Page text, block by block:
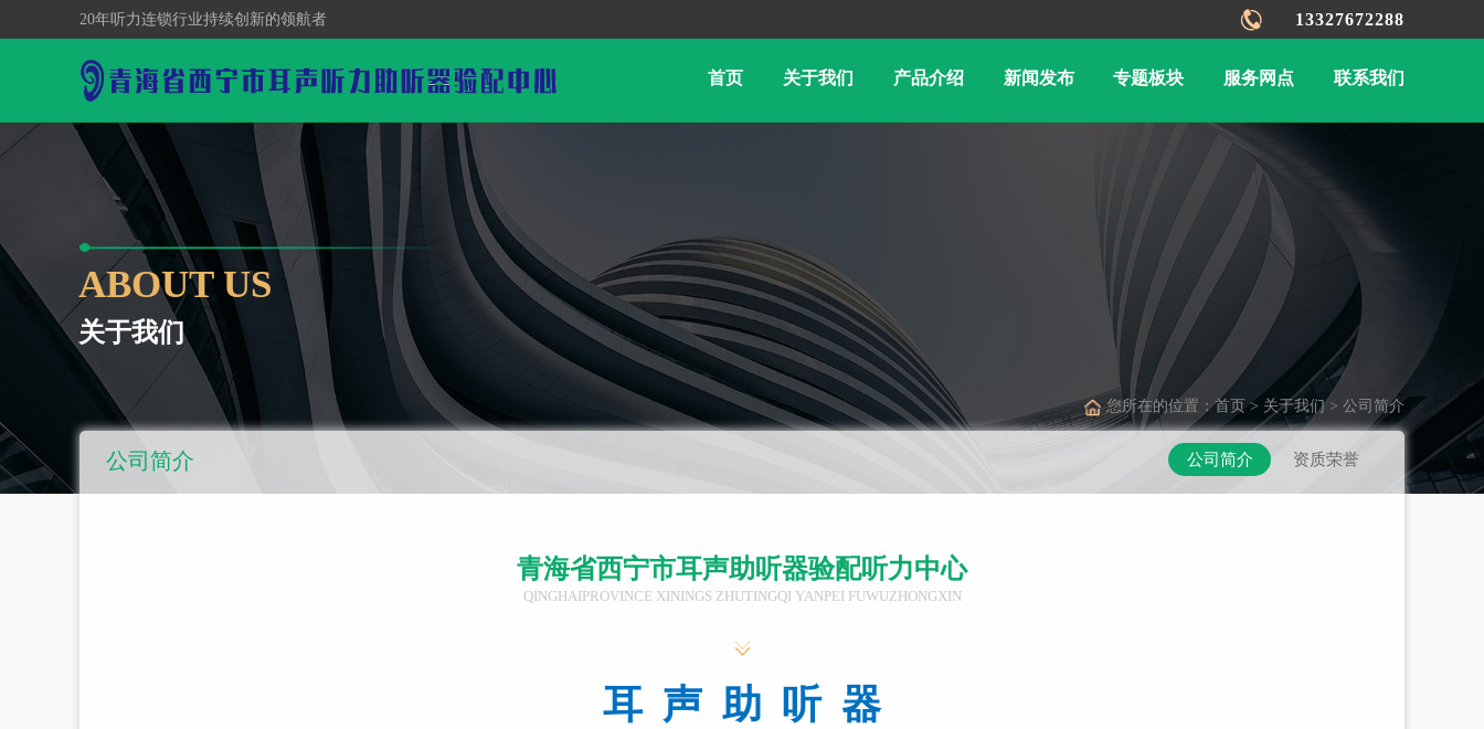
20年听力连锁行业持续创新的领航者 13327672288
首页 关于我们 产品介绍 新闻发布 专题板块 服务网点 联系我们
您所在的位置：首页 > 关于我们 > 公司简介
关于我们
ABOUT US
公司简介 公司简介 资质荣誉
青海省西宁市耳声助听器验配听力中心
QINGHAIPROVINCE XININGS ZHUTINGQI YANPEI FUWUZHONGXIN
耳 声 助 听 器